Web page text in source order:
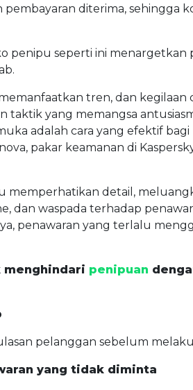
diterima, sehingga
penipu seperti ini
tren, dan kegilaan
taktik yang memangsa
adalah cara yang efektif
pakar keamanan di
memperhatikan detail,
dan waspada terhadap
penawaran yang terlalu
penipuan
pelanggan sebelum
yang tidak diminta